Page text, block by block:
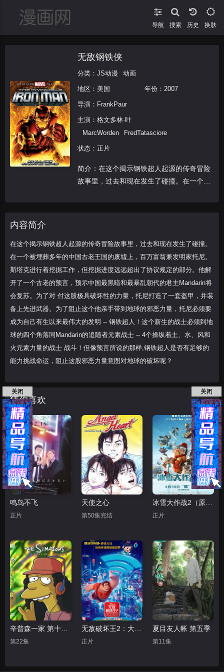
导航 搜索 换肤
无敌钢铁侠
分类： JS动漫 动画
地区： 美国 年份： 2007
导演： FrankPaur
主演： 格文多林·叶
MarcWorden
FredTatasciore
状态：正片
简介：在这个揭示钢铁超人起源的传奇冒险
故事里，过去和现在发生了碰撞。在一个被
内容简介
在这个揭示钢铁超人起源的传奇冒险故事里，过去和现在发生了碰撞。
在一个被埋葬多年的中国古老王国的废墟上，百万富翁兼发明家托尼。
斯塔克进行着挖掘工作，但挖掘进度远远超出了协议规定的部分。他解
开了一个古老的预言，预示中国最黑暗和最暴乱朝代的君主Mandarin将
会复苏。为了对 付这股极具破坏性的力量，托尼打造了一套盔甲，并装
备上先进武器。为了阻止这个他亲手带到地球的邪恶力量，托尼必须要
成为自己有生以来最伟大的发明 -- 钢铁超人！这个新生的战士必须到地
球的四个角落同Mandarin的追随者元素战士 -- 4个操纵着土、水、风和
火元素力量的战士 战斗！但像预言所说的那样,钢铁超人是否有足够的
能力挑战命运，阻止这股邪恶力量意图对地球的破坏呢？
猜你喜欢
鸣鸟不飞
正片
天使之心
第50集完结
冰雪大作战2（原声版）
正片
第22集
无敌破坏王2：大闹互联网
正片
夏目友人帐 第五季
第11集
关闭 关闭